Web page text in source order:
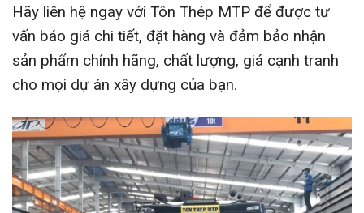
Hãy liên hệ ngay với Tôn Thép MTP để được tư
vấn báo giá chi tiết, đặt hàng và đảm bảo nhận
sản phẩm chính hãng, chất lượng, giá cạnh tranh
cho mọi dự án xây dựng của bạn.